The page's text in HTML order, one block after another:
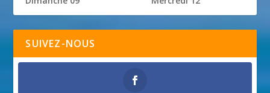
SUIVEZ-NOUS